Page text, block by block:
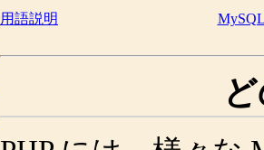
用語説明